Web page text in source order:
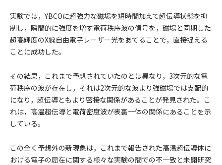
実験では，YBCOに超強力な磁場を短時間加えて超伝導状態を抑
制し，瞬間的に強度を増す電荷秩序波の信号を，磁場と同期した
超高輝度のX線自由電子レーザー光をあてることで，直接捉える
ことに成功した。
その結果，これまで予想されていたのとは異なり，3次元的な電
荷秩序の波が存在し，それは2次元的な波より強磁場では支配的
になり，超伝導ともより密接な関係があることが発見された。こ
れは，高温超伝導と電荷密度波が表裏一体の関係にあることを示
している。
この全く予想外の新現象は，これまで報告された高温超伝導体に
おける電子の局在に関する様々な実験の間での不一致と未開研究